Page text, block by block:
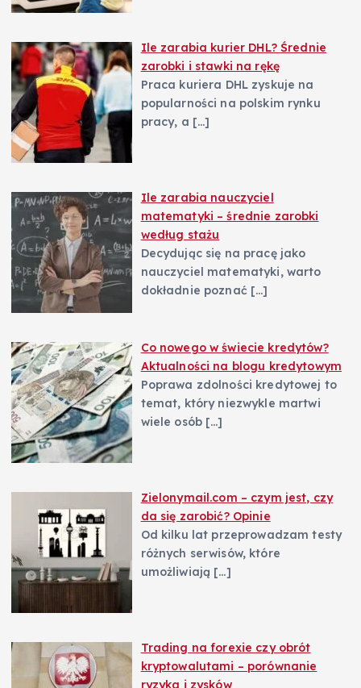
Ile zarabia kurier DHL? Średnie
zarobki i stawki na rękę
Praca kuriera DHL zyskuje na
popularności na polskim rynku
pracy, a […]
Ile zarabia nauczyciel
matematyki – średnie zarobki
według stażu
Decydując się na pracę jako
nauczyciel matematyki, warto
dokładnie poznać […]
Co nowego w świecie kredytów?
Aktualności na blogu kredytowym
Poprawa zdolności kredytowej to
temat, który niezwykle martwi
wiele osób […]
Zielonymail.com – czym jest, czy
da się zarobić? Opinie
Od kilku lat przeprowadzam testy
różnych serwisów, które
umożliwiają […]
Trading na forexie czy obrót
kryptowalutami – porównanie
ryzyka i zysków